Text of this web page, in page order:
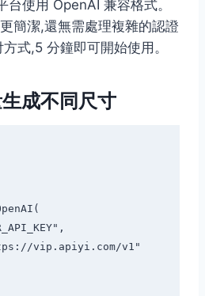
使用 OpenAI 兼容格式。
簡潔,還無需處理複雜的認證
式,5 分鐘即可開始使用。
成不同尺寸